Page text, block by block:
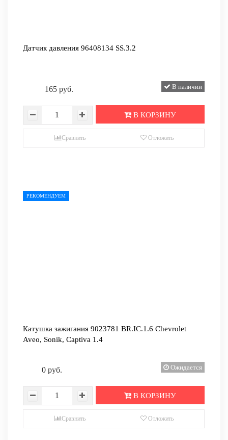
Датчик давления 96408134 SS.3.2
165 руб. В наличии
В КОРЗИНУ
Сравнить Отложить
РЕКОМЕНДУЕМ
Катушка зажигания 9023781 BR.IC.1.6 Chevrolet
Aveo, Sonik, Captiva 1.4
0 руб. Ожидается
В КОРЗИНУ
Сравнить Отложить